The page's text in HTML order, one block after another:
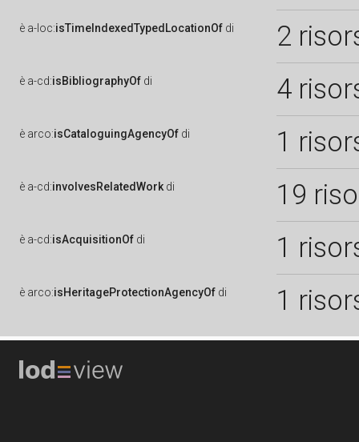
è a-loc:isTimeIndexedTypedLocationOf di 2
è a-cd:isBibliographyOf di 4
è arco:isCataloguingAgencyOf di 1
è a-cd:involvesRelatedWork di 19
è a-cd:isAcquisitionOf di 1
è arco:isHeritageProtectionAgencyOf di 1